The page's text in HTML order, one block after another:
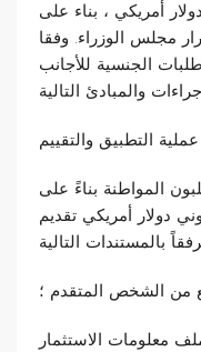
بمبلغ 2 مليون دولار أمريكي ، بناء على
مجلس الوزراء. وفقا
طلبات الجنسية للأجانب
عملية التطبيق والتقييم
المواطنة بناءً على
دولار أمريكي تقديم
من الشخص المتقدم ؛
ملف معلومات الاستثمار